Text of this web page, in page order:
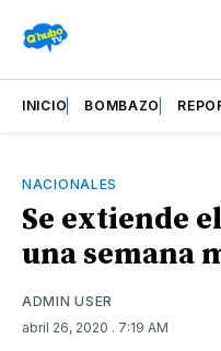
INICIO BOMBAZO
NACIONALES
Se extiende
una semana
ADMIN USER
abril 26, 2020 . 7:19 AM